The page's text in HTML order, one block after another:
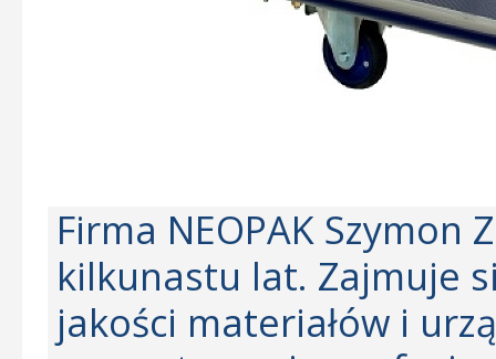
Firma NEOPAK
kilkunastu lat. Zajmuje
jakości materiałów i